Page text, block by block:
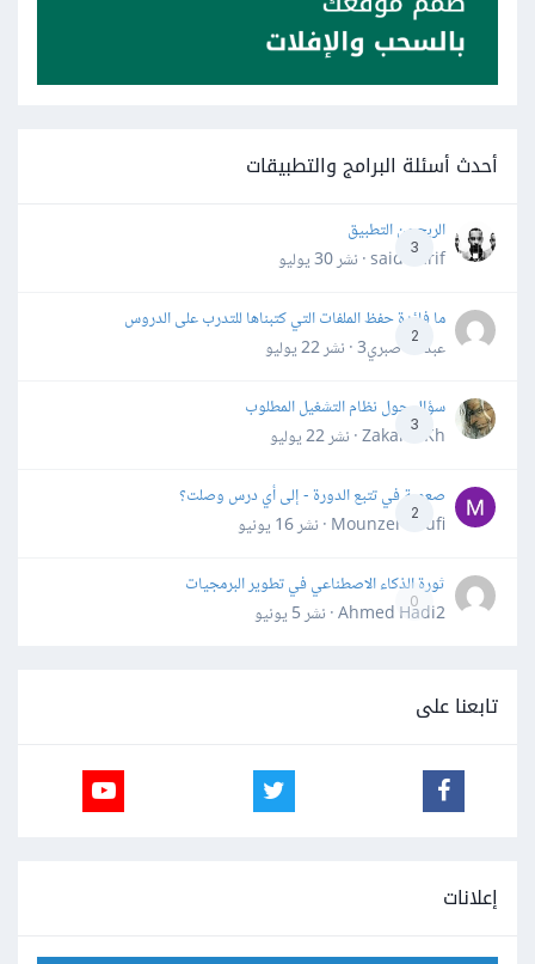
أحدث أسئلة البرامج والتطبيقات
3
الربح من التطبيق
said darif · نشر
30 يوليو
2
ما فائدة حفظ الملفات التي كتبناها للتدرب على الدروس
عبدالله صبري3 · نشر
22 يوليو
3
سؤال حول نظام التشغيل المطلوب
Zakaria Kh · نشر
22 يوليو
2
صعوبة في تتبع الدورة - إلى أي درس وصلت؟
Mounzer Soufi · نشر
16 يونيو
0
ثورة الذكاء الاصطناعي في تطوير البرمجيات
Ahmed Hadi2 · نشر
5 يونيو
تابعنا على
إعلانات